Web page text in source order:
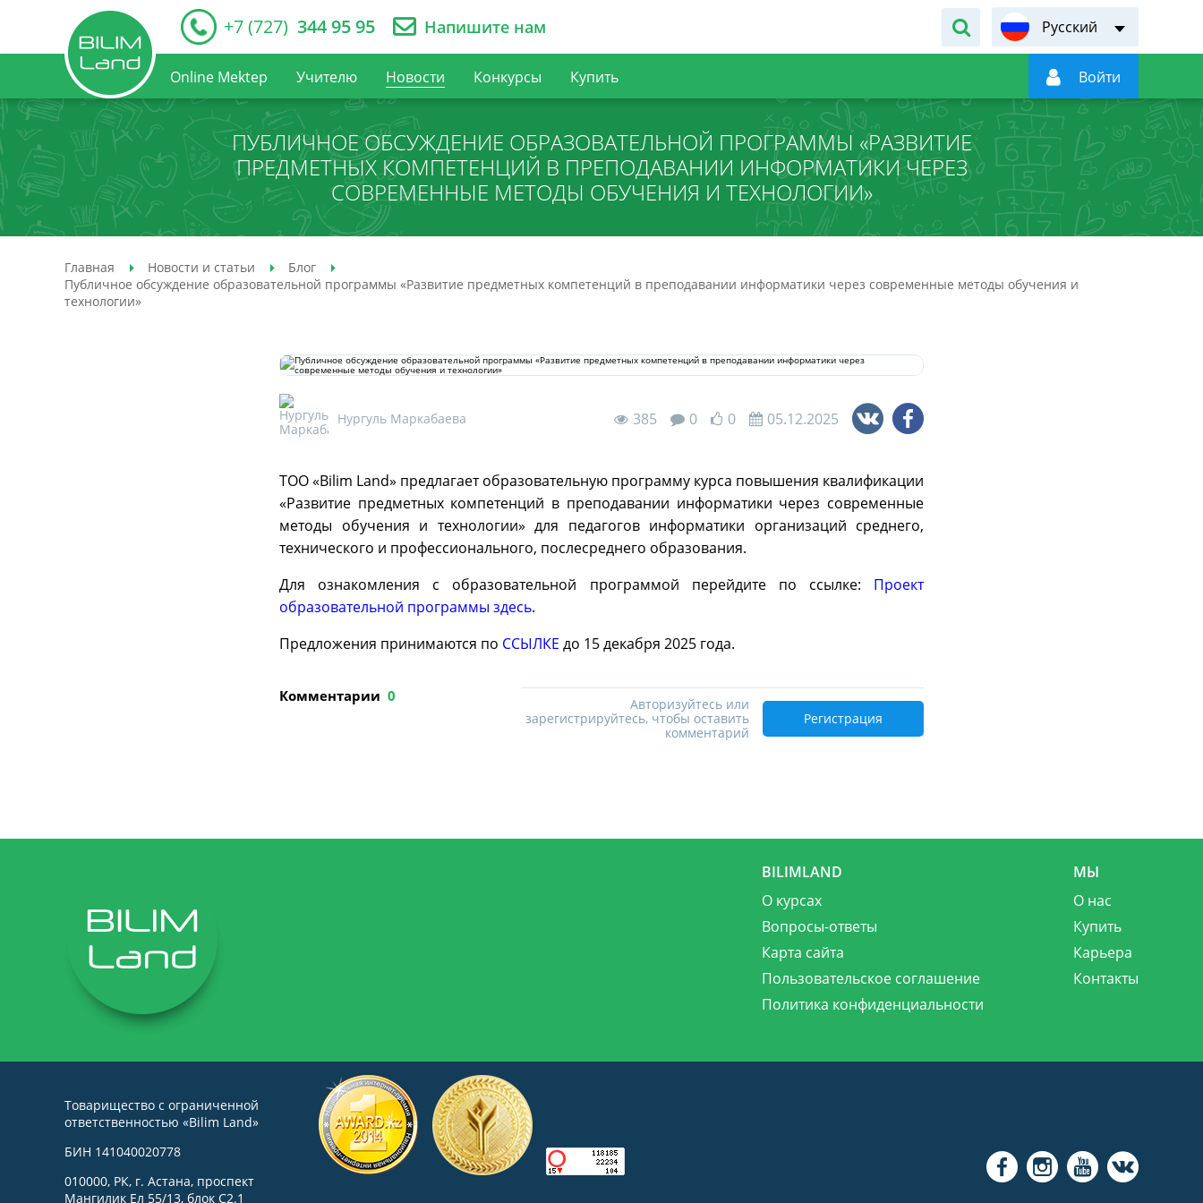
+7 (727) 344 95 95 Напишите нам Русский
Online Mektep Учителю Новости Конкурсы Купить  Войти
ПУБЛИЧНОЕ ОБСУЖДЕНИЕ ОБРАЗОВАТЕЛЬНОЙ ПРОГРАММЫ «РАЗВИТИЕ
ПРЕДМЕТНЫХ КОМПЕТЕНЦИЙ В ПРЕПОДАВАНИИ ИНФОРМАТИКИ ЧЕРЕЗ
СОВРЕМЕННЫЕ МЕТОДЫ ОБУЧЕНИЯ И ТЕХНОЛОГИИ»
Главная Новости и статьи
Блог
Публичное обсуждение образовательной программы «Развитие предметных компетенций в преподавании информатики через современные методы обучения и
технологии»
Нургуль Маркабаева 385 0 0 05.12.2025
ТОО «Bilim Land» предлагает образовательную программу курса повышения квалификации
«Развитие предметных компетенций в преподавании информатики через современные
методы обучения и технологии» для педагогов информатики организаций среднего,
технического и профессионального, послесреднего образования.
Для ознакомления с образовательной программой перейдите по ссылке: Проект
образовательной программы здесь.
Предложения принимаются по ССЫЛКЕ до 15 декабря 2025 года.
Комментарии 0
Авторизуйтесь или
зарегистрируйтесь, чтобы оставить
комментарий
Регистрация
BILIMLAND
О курсах
Вопросы-ответы
Карта сайта
Пользовательское соглашение
Политика конфиденциальности
МЫ
О нас
Купить
Карьера
Контакты
Товарищество с ограниченной
ответственностью «Bilim Land»
БИН 141040020778
010000, РК, г. Астана, проспект
Мангилик Ел 55/13, блок С2.1